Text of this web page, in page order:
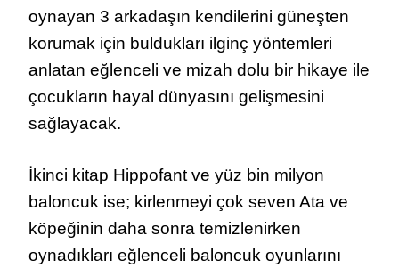
oynayan 3 arkadaşın kendilerini güneşten
korumak için buldukları ilginç yöntemleri
anlatan eğlenceli ve mizah dolu bir hikaye ile
çocukların hayal dünyasını gelişmesini
sağlayacak.
İkinci kitap Hippofant ve yüz bin milyon
baloncuk ise; kirlenmeyi çok seven Ata ve
köpeğinin daha sonra temizlenirken
oynadıkları eğlenceli baloncuk oyunlarını